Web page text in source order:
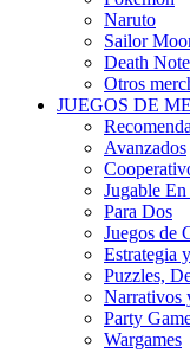
Naruto
Sailor
Death Note
Otros
JUEGOS DE
Avanzados
Jugable
Para Dos
Juegos de
Estrategia
Puzzles,
Narrativos
Party
Wargames